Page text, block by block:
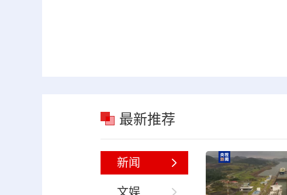
最新推荐
新闻
文娱